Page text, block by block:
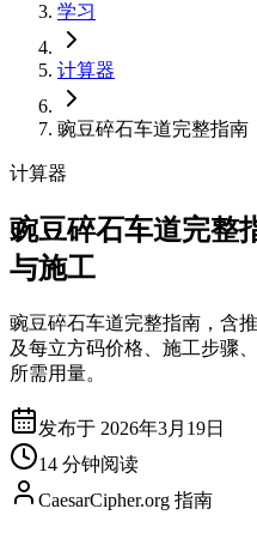
学习
计算器
豌豆碎石车道完整指南
计算器
豌豆碎石车道完整
与施工
豌豆碎石车道完整指南，含
及每立方码价格、施工步骤
所需用量。
发布于 2026年3月19日
14 分钟阅读
CaesarCipher.org 指南